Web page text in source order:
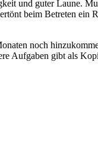
und guter Laune.
beim Betreten ein
noch
Aufgaben gibt als